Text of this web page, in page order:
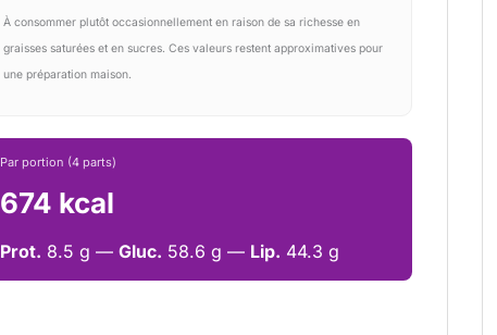
À consommer plutôt occasionnellement en raison de sa richesse en
graisses saturées et en sucres. Ces valeurs restent approximatives pour
une préparation maison.
Par portion (4 parts)
674 kcal
Prot. 8.5 g —Gluc. 58.6 g — Lip. 44.3 g